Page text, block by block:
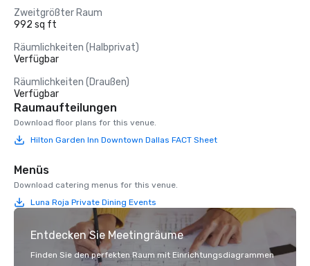
Zweitgrößter Raum
992 sq ft
Räumlichkeiten (Halbprivat)
Verfügbar
Räumlichkeiten (Draußen)
Verfügbar
Raumaufteilungen
Download floor plans for this venue.
Hilton Garden Inn Downtown Dallas FACT Sheet
Menüs
Download catering menus for this venue.
Luna Roja Private Dining Events
Entdecken Sie Meetingräume
Finden Sie den perfekten Raum mit Einrichtungsdiagrammen